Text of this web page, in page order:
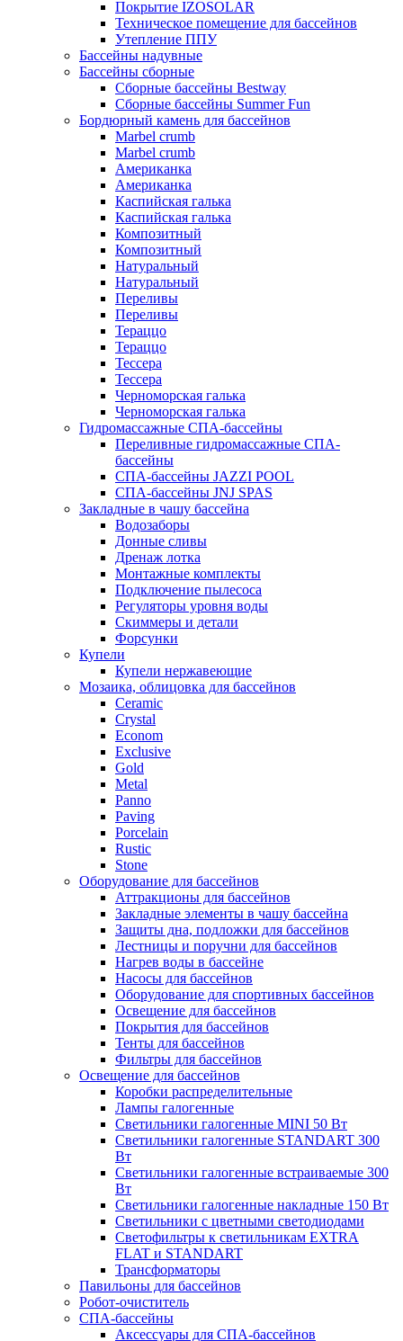
Покрытие IZOSOLAR
Техническое помещение для бассейнов
Утепление ППУ
Бассейны надувные
Бассейны сборные
Сборные бассейны Bestway
Сборные бассейны Summer Fun
Бордюрный камень для бассейнов
Marbel crumb
Marbel crumb
Американка
Американка
Каспийская галька
Каспийская галька
Композитный
Композитный
Натуральный
Натуральный
Переливы
Переливы
Тераццо
Тераццо
Тессера
Тессера
Черноморская галька
Черноморская галька
Гидромассажные СПА-бассейны
Переливные гидромассажные СПА-
бассейны
СПА-бассейны JAZZI POOL
СПА-бассейны JNJ SPAS
Закладные в чашу бассейна
Водозаборы
Донные сливы
Дренаж лотка
Монтажные комплекты
Подключение пылесоса
Регуляторы уровня воды
Скиммеры и детали
Форсунки
Купели
Купели нержавеющие
Мозаика, облицовка для бассейнов
Ceramic
Crystal
Econom
Exclusive
Gold
Metal
Panno
Paving
Porcelain
Rustic
Stone
Оборудование для бассейнов
Аттракционы для бассейнов
Закладные элементы в чашу бассейна
Защиты дна, подложки для бассейнов
Лестницы и поручни для бассейнов
Нагрев воды в бассейне
Насосы для бассейнов
Оборудование для спортивных бассейнов
Освещение для бассейнов
Покрытия для бассейнов
Тенты для бассейнов
Фильтры для бассейнов
Освещение для бассейнов
Коробки распределительные
Лампы галогенные
Светильники галогенные MINI 50 Вт
Светильники галогенные STANDART 300
Вт
Светильники галогенные встраиваемые 300
Вт
Светильники галогенные накладные 150 Вт
Светильники с цветными светодиодами
Светофильтры к светильникам EXTRA
FLAT и STANDART
Трансформаторы
Павильоны для бассейнов
Робот-очиститель
СПА-бассейны
Аксессуары для СПА-бассейнов